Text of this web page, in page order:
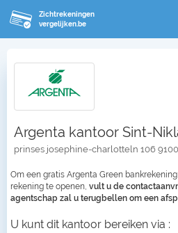
Zichtrekeningen
vergelijken.be
Argenta kantoor Sint-
prinses josephine-charlotteln 106
Om een gratis Argenta Green
rekening te openen, vult u de
agentschap zal u terugbellen om een
U kunt dit kantoor bereiken via :